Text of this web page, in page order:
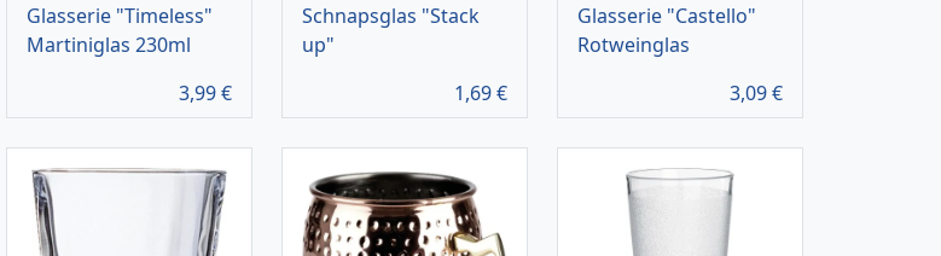
Glasserie "Timeless"
Martiniglas 230ml
3,99€
Schnapsglas "Stack
up"
1,69€
Glasserie "Castello"
Rotweinglas
3,09€